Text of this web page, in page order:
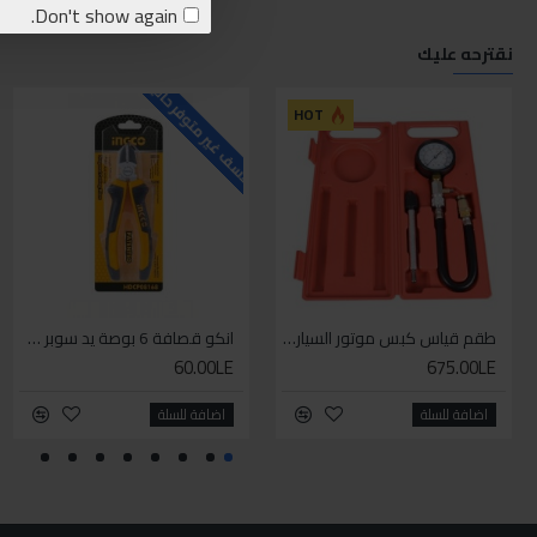
Don't show again.
نقترحه عليك
HOT
طقم قياس كبس موتور السياره 3 ق
675.00LE
اضافة للسلة
للاسف غير متوفر حاليا
انكو قصافة 6 بوصة يد سوبر وان
60.00LE
اضافة للسلة